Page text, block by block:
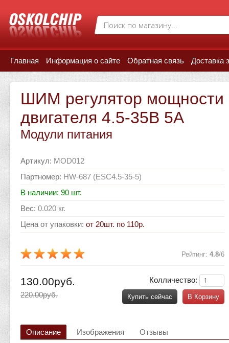
Главная Информация о сайте Обратная связь Доставка
ШИМ регулятор мощности
двигателя 4.5-35В 5А
Модули питания
Артикул: MOD012
Партномер: HW-687 (ESC4.5-35-5)
В наличии: 90 шт.
Вес: 0.020 кг.
Цена от упаковки: от 20шт. по 110р.
Рейтинг: 4.8/6
Колличество:
В Корзину
Купить сейчас
130.00руб.
220.00руб.
Описание Изображения Отзывы